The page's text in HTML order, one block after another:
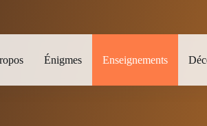
Énigmes Enseignements